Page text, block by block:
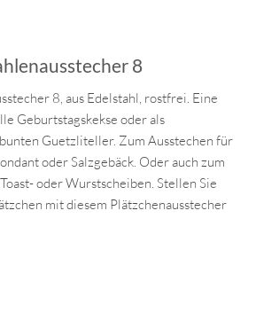
8
8, aus Edelstahl, rostfrei. Eine
Geburtstagskekse oder als
Guetzliteller. Zum Ausstechen für
oder Salzgebäck. Oder auch zum
oder Wurstscheiben. Stellen Sie
mit diesem Plätzchenausstecher